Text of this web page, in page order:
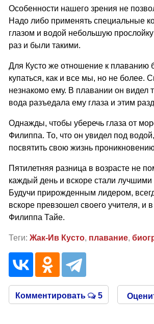
Особенности нашего зрения не
Надо либо применять специальные
глазом и водой небольшую
раз и были такими.
Для Кусто же отношение к плаванию
купаться, как и все мы, но не
незнакомо ему. В плавании он видел
вода разъедала ему глаза и этим
Однажды, чтобы уберечь глаза от
Филиппа. То, что он увидел под
посвятить свою жизнь
Пятилетняя разница в возрасте не
каждый день и вскоре стали
Будучи прирожденным лидером,
вскоре превзошел своего учителя, и
Филиппа Тайе.
Теги: Жак-Ив Кусто, плавание,
Комментировать 5